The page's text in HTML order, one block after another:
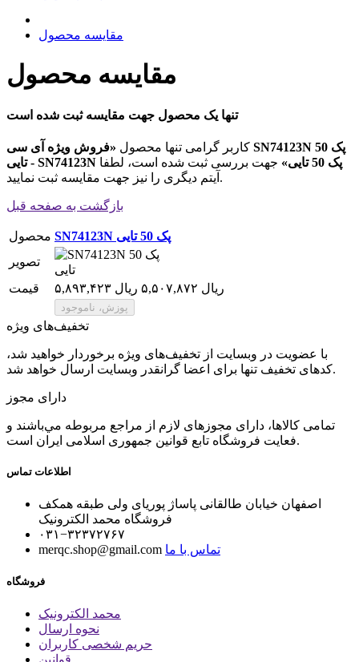
مقایسه محصول
مقایسه محصول
تنها یک محصول جهت مقایسه ثبت شده است
کاربر گرامی تنها محصول «فروش ویژه آی سی SN74123N پک 50
تایی - SN74123N پک 50 تایی»
جهت بررسی ثبت شده است، لطفا
آیتم دیگری را نیز جهت مقایسه ثبت نمایید.
بازگشت به صفحه قبل
محصول
SN74123N پک 50 تایی
تصویر
قیمت
۵,۸۹۳,۴۲۳ ریال ۵,۵۰۷,۸۷۲ ریال
تخفیف‌های ویژه
با عضویت در وبسایت از تخفیف‌های ویژه برخوردار خواهید شد،
کدهای تخفیف تنها برای اعضا گرانقدر وبسایت ارسال خواهد شد.
دارای مجوز
تمامی كالاها، دارای مجوزهای لازم از مراجع مربوطه مي‌باشند و
فعایت فروشگاه تابع قوانين جمهوری اسلامی ايران است.
اطلاعات تماس
اصفهان خیابان طالقانی پاساژ پوریای ولی طبقه همکف
فروشگاه محمد الکترونیک
۰۳۱−۳۲۳۷۲۷۶۷
merqc.shop@gmail.com تماس با ما
فروشگاه
محمد الکترونیک
نحوه ارسال
حریم شخصی کاربران
قوانین